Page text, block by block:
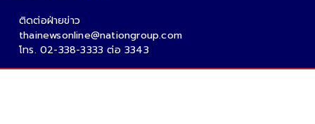
ติดต่อฝ่ายข่าว
thainewsonline@nationgroup.com
โทร. 02-338-3333 ต่อ 3343